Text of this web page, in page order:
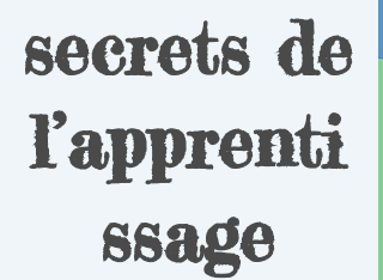
secrets de
l’apprenti
ssage